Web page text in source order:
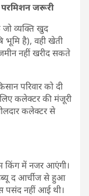
जरूरी
जो व्यक्ति खुद
भूमि है), वही खेती
नहीं खरीद सकते
परिवार को दी
कलेक्टर की मंजूरी
कलेक्टर से
किंग में नजर आएंगी।
द आर्चीज से हुआ
पसंद नहीं आई थी।